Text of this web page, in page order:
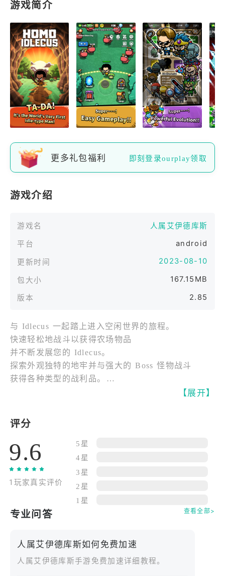
游戏简介
更多礼包福利 即刻登录ourplay领取
游戏介绍
游戏名
人属艾伊德库斯
平台
android
更新时间 2023-08-10
包大小 167.15MB
版本 2.85
与 Idlecus 一起踏上进入空闲世界的旅程。
快速轻松地战斗以获得农场物品
并不断发展您的 Idlecus。
探索外观独特的地牢并与强大的 Boss 怪物战斗
获得各种类型的战利品。
让他们闲着。
全面战略MMORPG震撼来袭！集结无数冒险者，探
索广袤的奇幻大陆《人属艾伊德库斯》！在这里，玩
家将率领强大部队，实时交锋，争夺资源与领地，开
启属于你的王者之路！
◆丰富多样的英雄阵容◆
艾伊德库斯世界汇聚多位风格迥异的英雄，法师、战
音，英雄们栩栩如生，战斗激情澎湃！
【展开】
评分
9.6
1玩家真实评价
5星
4星
3星
2星
1星
专业问答 查看全部>
人属艾伊德库斯如何免费加速
人属艾伊德库斯手游免费加速详细教程。